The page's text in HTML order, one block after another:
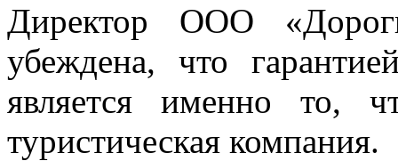
Директор ООО
убеждена, что
является именно то,
туристическая компания.